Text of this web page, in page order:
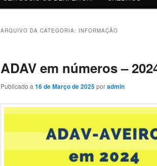
ARQUIVO DA CATEGORIA: INFORMAÇÃO
ADAV em números –
Publicado a 16 de Março de 2025poradmin